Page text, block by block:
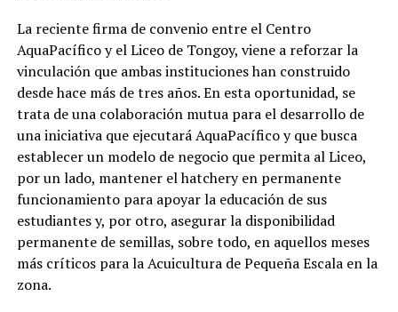
La reciente firma de convenio entre el Centro
AquaPacífico y el Liceo de Tongoy, viene a reforzar la
vinculación que ambas instituciones han construido
desde hace más de tres años. En esta oportunidad, se
trata de una colaboración mutua para el desarrollo de
una iniciativa que ejecutará AquaPacífico y que busca
establecer un modelo de negocio que permita al Liceo,
por un lado, mantener el hatchery en permanente
funcionamiento para apoyar la educación de sus
estudiantes y, por otro, asegurar la disponibilidad
permanente de semillas, sobre todo, en aquellos meses
más críticos para la Acuicultura de Pequeña Escala en la
zona.